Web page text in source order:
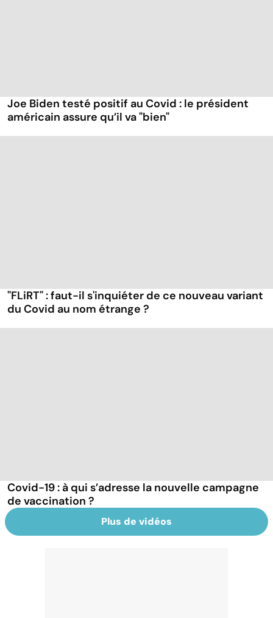
Joe Biden testé positif au Covid : le président
américain assure qu’il va "bien"
"FLiRT" : faut-il s'inquiéter de ce nouveau variant
du Covid au nom étrange ?
Covid-19 : à qui s’adresse la nouvelle campagne
de vaccination ?
Plus de vidéos